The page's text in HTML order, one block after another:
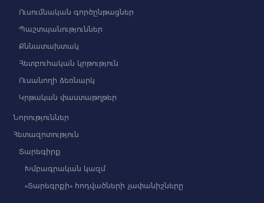
Ուսումնական գործընթացներ
Պաշտպանություններ
Քննատախտակ
Հետբուհական կրթություն
Ուսանողի ձեռնարկ
Կրթական փաստաթղթեր
Նորություններ
Հետազոտություն
Տարեգիրք
Խմբագրական կազմ
«Տարեգրքի» հոդվածների չափանիշները